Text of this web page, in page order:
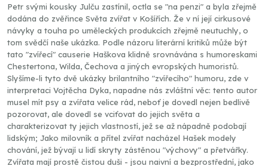
Petr svými kousky Julču zastínil, octla se "na penzi" a byla zřejmě
dodána do zvěřince Světa zvířat v Košířích. Že v ní její cirkusové
návyky a touha po uměleckých produkcích zřejmě neutuchly, o
tom svědčí naše ukázka. Podle názoru literární kritiků může být
tato "zvířecí" causerie Haškova klidně srovnávána s humoreskami
Chestertona, Wilda, Čechova a jiných evropských humoristů.
Slyšíme-li tyto dvě ukázky brilantního "zvířecího" humoru, zde v
interpretaci Vojtěcha Dyka, napadne nás zvláštní věc: tento autor
musel mít psy a zvířata velice rád, neboť je dovedl nejen bedlivě
pozorovat, ale dovedl se vciťovat do jejich světa a
charakterizovat ty jejich vlastností, jež se až nápadně podobají
lidským; Jako milovník a přítel zvířat nacházel Hašek modely
chování, jež bývají u lidí skryty zástěnou "výchovy" a přetvářky.
Zvířata mají prostě čistou duši - jsou naivní a bezprostřední, jako